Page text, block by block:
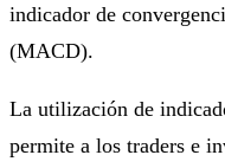
indicador de
(MACD).
La utilización de
permite a los traders e